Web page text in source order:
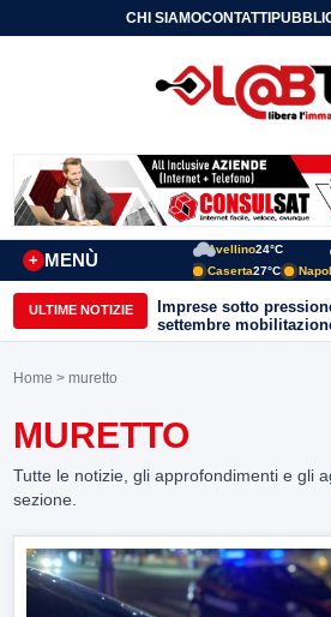
CHI SIAMOCONTATTI
MENÙ
+
Avellino24°C
Caserta27°C
ULTIME NOTIZIE
Imprese sotto
settembre
e Avellino”
Home > muretto
MURETTO
Tutte le notizie, gli approfondimenti e gli
sezione.